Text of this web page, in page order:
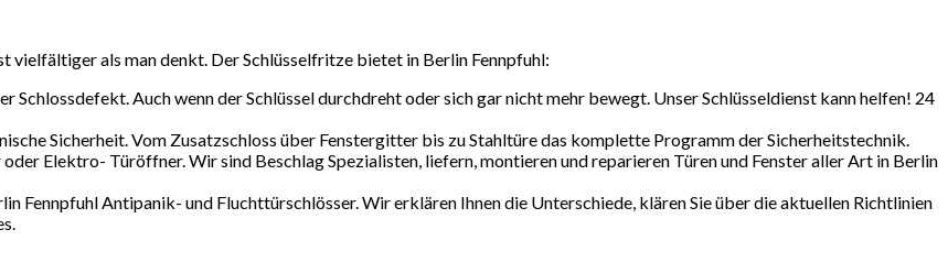
vielfältiger als man denkt. Der Schlüsselfritze bietet in Berlin Fennpfuhl:
Schlossdefekt. Auch wenn der Schlüssel durchdreht oder sich gar nicht mehr bewegt. Unser Schlüsseldienst kann helfen! 24
Sicherheit. Vom Zusatzschloss über Fenstergitter bis zu Stahltüre das komplette Programm der Sicherheitstechnik.
Elektro- Türöffner. Wir sind Beschlag Spezialisten, liefern, montieren und reparieren Türen und Fenster aller Art in Berlin
Fennpfuhl Antipanik- und Fluchttürschlösser. Wir erklären Ihnen die Unterschiede, klären Sie über die aktuellen Richtlinien